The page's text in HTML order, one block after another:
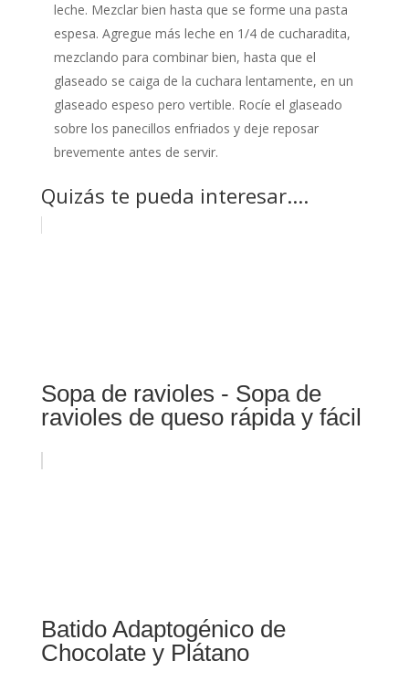
leche. Mezclar bien hasta que se forme una pasta
espesa. Agregue más leche en 1/4 de cucharadita,
mezclando para combinar bien, hasta que el
glaseado se caiga de la cuchara lentamente, en un
glaseado espeso pero vertible. Rocíe el glaseado
sobre los panecillos enfriados y deje reposar
brevemente antes de servir.
Quizás te pueda interesar....
Sopa de ravioles - Sopa de
ravioles de queso rápida y fácil
Batido Adaptogénico de
Chocolate y Plátano